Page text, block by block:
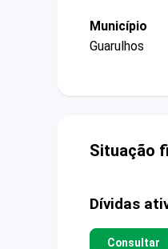
Município
Guarulhos
Situação
Dívidas
Consultar